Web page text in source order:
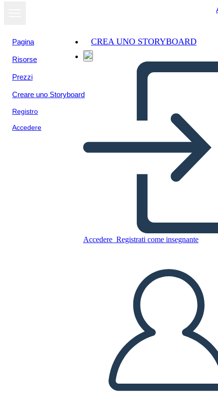
Pagina
Risorse
Prezzi
Creare uno Storyboard
Registro
Accedere
CREA UNO STORYBOARD
Accedere Registrati come insegnante
חטיבה - מספר יחיד - גרסה 2
Copia questo Storyboard
CREARE UNO STORYBOARD
RIPRODURRE LA PRESENTAZIONE
LEGGIMI
Visualizza
come